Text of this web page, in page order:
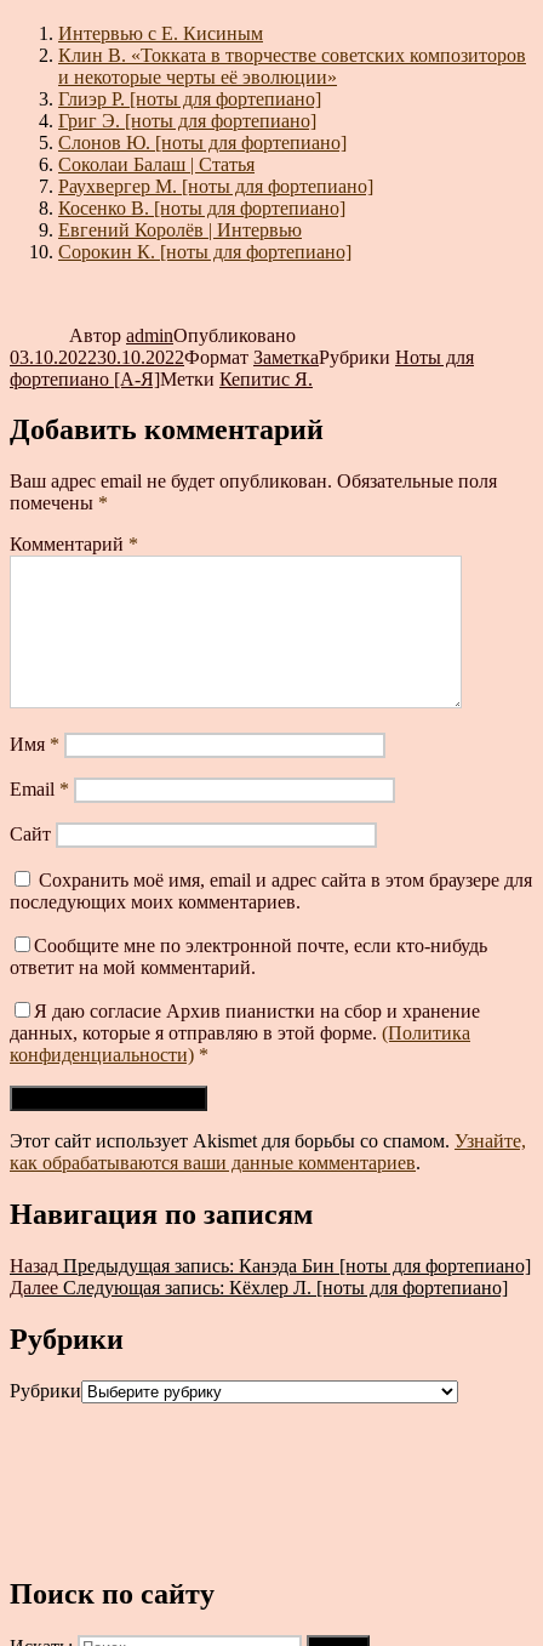
Интервью с Е. Кисиным
Клин В. «Токката в творчестве советских композиторов
и некоторые черты её эволюции»
Глиэр Р. [ноты для фортепиано]
Григ Э. [ноты для фортепиано]
Слонов Ю. [ноты для фортепиано]
Соколаи Балаш | Статья
Раухвергер М. [ноты для фортепиано]
Косенко В. [ноты для фортепиано]
Евгений Королёв | Интервью
Сорокин К. [ноты для фортепиано]
Автор adminОпубликовано
03.10.202230.10.2022Формат ЗаметкаРубрики Ноты для
фортепиано [А-Я]Метки Кепитис Я.
Добавить комментарий
Ваш адрес email не будет опубликован. Обязательные поля
помечены *
Комментарий *
Имя *
Email *
Сайт
Сохранить моё имя, email и адрес сайта в этом браузере для
последующих моих комментариев.
Сообщите мне по электронной почте, если кто-нибудь
ответит на мой комментарий.
Я даю согласие Архив пианистки на сбор и хранение
данных, которые я отправляю в этой форме. (Политика
конфиденциальности) *
Этот сайт использует Akismet для борьбы со спамом. Узнайте,
как обрабатываются ваши данные комментариев.
Навигация по записям
Назад Предыдущая запись: Канэда Бин [ноты для фортепиано]
Далее Следующая запись: Кёхлер Л. [ноты для фортепиано]
Рубрики
Рубрики
Поиск по сайту